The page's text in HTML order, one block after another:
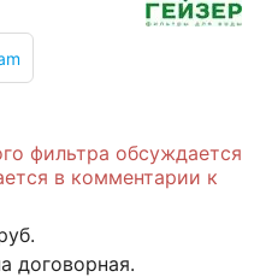
фильтра обсуждается
в комментарии к
договорная.